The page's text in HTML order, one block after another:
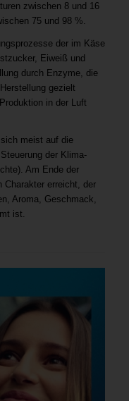
zwischen 8 und 16
75 und 98 %.
der im Käse
Eiweiß und
durch Enzyme, die
gezielt
in der Luft
meist auf die
der Klima-
Am Ende der
Charakter erreicht, der
Aroma, Geschmack,
ist.